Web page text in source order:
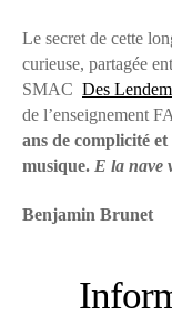
Le secret de cette
curieuse, partagée
SMAC Des
de l’enseignement
ans de complicité et
musique. E la nave
Benjamin Brunet